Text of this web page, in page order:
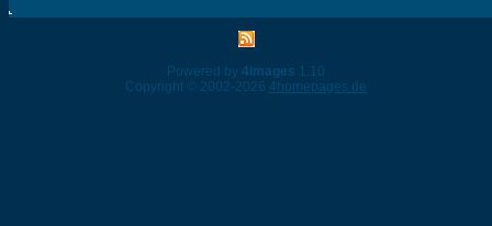
Powered by 4images 1.10
Copyright © 2002-2026 4homepages.de